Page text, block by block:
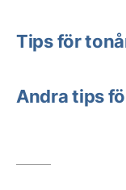
Tips för
Andra tips